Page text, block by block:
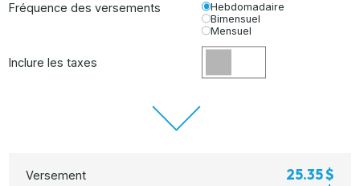
Fréquence des versements
Hebdomadaire
Bimensuel
Mensuel
Inclure les taxes
Versement 25.35 $